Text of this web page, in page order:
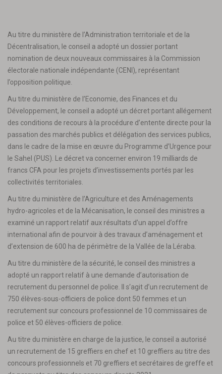
Au titre du ministère de l’Administration territoriale et de la
Décentralisation, le conseil a adopté un dossier portant
nomination de deux nouveaux commissaires à la Commission
électorale nationale indépendante (CENI), représentant
l’opposition politique.
Au titre du ministère de l’Economie, des Finances et du
Développement, le conseil a adopté un décret portant allégement
des conditions de recours à la procédure d’entente directe pour la
passation des marchés publics et délégation des services publics,
dans le cadre de la mise en œuvre du Programme d’Urgence pour
le Sahel (PUS). Le décret va concerner environ 19 milliards de
francs CFA pour les projets d’investissements portés par les
collectivités territoriales.
Au titre du ministère de l’Agriculture et des Aménagements
hydro-agricoles et de la Mécanisation, le conseil des ministres a
examiné un rapport relatif aux résultats d’un appel d’offre
international afin de pourvoir à des travaux d’aménagement et
d’extension de 600 ha de périmètre de la Vallée de la Léraba.
Au titre du ministère de la sécurité, le conseil des ministres a
adopté un rapport relatif à une demande d’autorisation de
recrutement du personnel de police. Il s’agit d’un recrutement de
750 élèves-sous-officiers de police dont 50 femmes et un
recrutement sur concours professionnel de 10 commissaires de
police et 50 élèves-officiers de police.
Au titre du ministère en charge de la justice, le conseil a autorisé
un recrutement de 15 greffiers en chef et 10 greffiers au titre des
concours professionnels et 70 greffiers et secrétaires de greffe et